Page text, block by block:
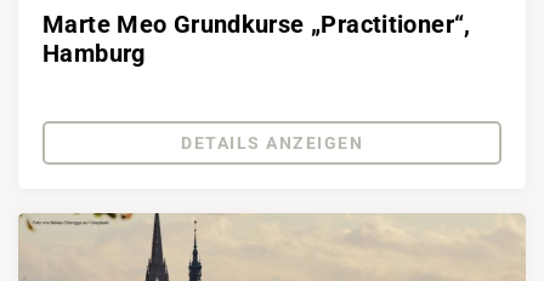
Marte Meo Grundkurse „Practitioner“,
Hamburg
DETAILS ANZEIGEN